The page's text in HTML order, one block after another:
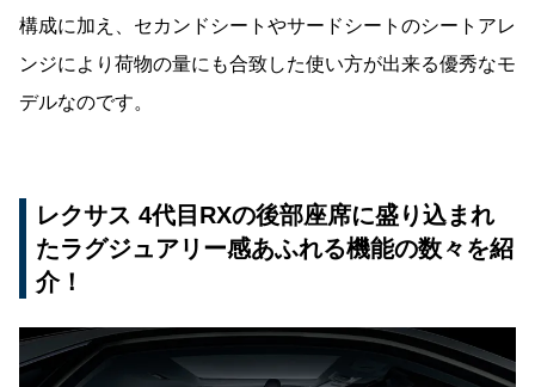
構成に加え、セカンドシートやサードシートのシートアレ
ンジにより荷物の量にも合致した使い方が出来る優秀なモ
デルなのです。
レクサス 4代目RXの後部座席に盛り込まれ
たラグジュアリー感あふれる機能の数々を紹
介！